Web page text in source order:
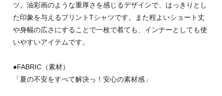
ツ。油彩画のような重厚さを感じるデザインで、はっきりとし
た印象を与えるプリントTシャツです。また程よいショート丈
や身幅の広さにすることで一枚で着ても、インナーとしても使
いやすいアイテムです。
●FABRIC（素材）
「夏の不安をすべて解決っ！安心の素材感」